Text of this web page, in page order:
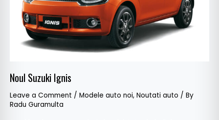
Noul Suzuki Ignis
Leave a Comment / Modele auto noi, Noutati auto / By
Radu Guramulta